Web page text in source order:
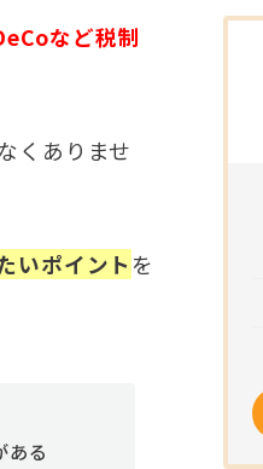
など税制
くありませ
いポイント を
ある